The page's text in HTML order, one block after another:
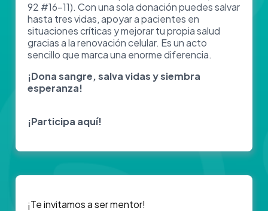
92 #16-11). Con una sola donación puedes salvar
hasta tres vidas, apoyar a pacientes en
situaciones críticas y mejorar tu propia salud
gracias a la renovación celular. Es un acto
sencillo que marca una enorme diferencia.
¡Dona sangre, salva vidas y siembra
esperanza!
¡Participa aquí!
¡Te invitamos a ser mentor!